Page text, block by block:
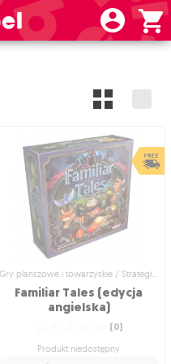
Gry planszowe i towarzyskie / Strategiczne gry planszowe
Familiar Tales (edycja
angielska)
(0)
Produkt niedostępny